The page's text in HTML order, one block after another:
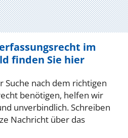
im
finden Sie hier
Suche nach dem richtigen
benötigen, helfen wir
unverbindlich. Schreiben
Nachricht über das